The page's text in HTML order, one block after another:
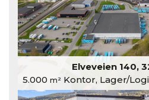
Elveveien 140,
5.000 m²Kontor, Lager/